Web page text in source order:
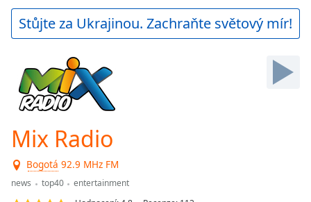
Play
Video
Backward
Skip
Forward
Mute
Current
Time
0:00
Duration-:-
Loaded
Stůjte za Ukrajinou. Zachraňte světový mír!
Mix Radio
Bogotá 92.9 MHz FM
news top40
entertainment